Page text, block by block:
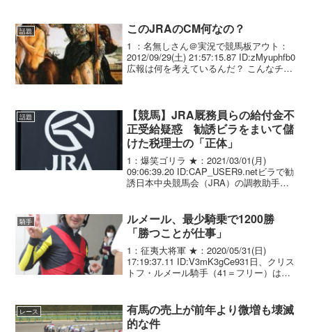
話題 このJRAのCM何なの？
1 ：名無しさん＠実況で競馬板アウト：
2012/09/29(土) 21:57:15.87 ID:zMyuphfb0
広報は何を考えているんだ？ こんなチン
話題
【競馬】JRA厩務員らの給付金不
正受給疑惑 勧誘ビラをまいて儲
けた税理士の「正体」
1：爆笑ゴリラ ★：2021/03/01(月)
09:06:39.20 ID:CAP_USER9.netビラで勧
誘日本中央競馬会（JRA）の調教助手ら
然としてマスコミ各...
騎手
ルメール、最少騎乗で1200勝
「勝つことが仕事」
1：征夷大将軍 ★：2020/05/31(日)
17:19:37.11 ID:V3mK3gCe931日、クリス
トフ・ルメール騎手（41＝フリー）は、
像）で勝利し、...
レース
有馬の売上が前年より微増も壊滅
的な件